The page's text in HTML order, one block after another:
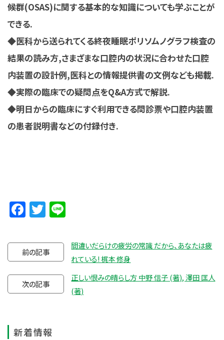
候群(OSAS)に関する基本的な知識についても学ぶことが
できる.
◆医科から送られてくる終夜睡眠ポリソムノグラフ検査の
結果の読み方,さまざまな口腔内の状況に合わせた口腔
内装置の設計例,医科との情報提供書の文例なども掲載.
◆実際の臨床での疑問点をQ&A方式で解説.
◆明日からの臨床にすぐ利用できる問診票や口腔内装置
の患者説明書などの付録付き.
Facebook
Twitter
前の記事
間違いだらけの疲労の常識 だから、あなたは疲
れている! 梶本 修身
次の記事
正しい恨みの晴らし方 中野 信子 (著), 澤田 匡人
(著)
新着情報